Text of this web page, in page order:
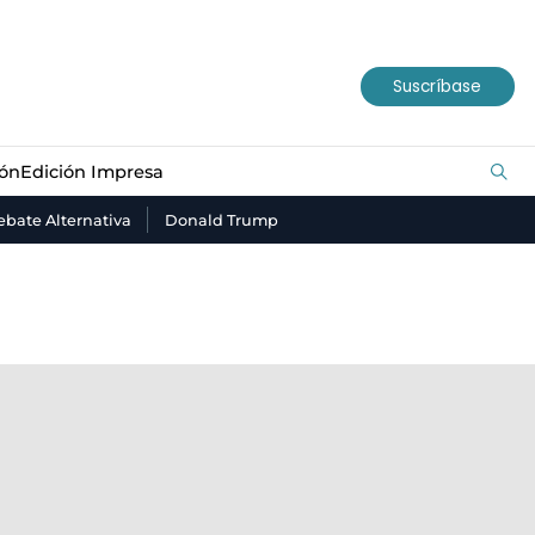
Suscríbase
Edición Impresa
Alternativa Donald Trump